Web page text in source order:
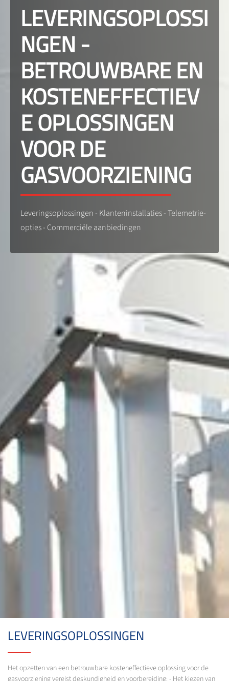
LEVERINGSOPLOSSI
NGEN -
BETROUWBARE EN
KOSTENEFFECTIEV
E OPLOSSINGEN
VOOR DE
GASVOORZIENING
Leveringsoplossingen - Klanteninstallaties - Telemetrie-
opties - Commerciële aanbiedingen
LEVERINGSOPLOSSINGEN
Het opzetten van een betrouwbare kosteneffectieve oplossing voor de
gasvoorziening vereist deskundigheid en voorbereiding: - Het kiezen van